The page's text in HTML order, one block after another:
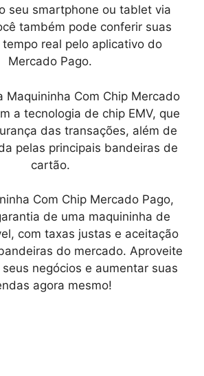
seu smartphone ou tablet via
também pode conferir suas
real pelo aplicativo do
Mercado Pago.
Maquininha Com Chip Mercado
a tecnologia de chip EMV, que
das transações, além de
pelas principais bandeiras de
cartão.
Com Chip Mercado Pago,
de uma maquininha de
com taxas justas e aceitação
do mercado. Aproveite
negócios e aumentar suas
agora mesmo!